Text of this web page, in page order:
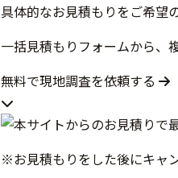
具体的なお見積もりをご希望
一括見積もりフォームから、
無料で現地調査を依頼する
※お見積もりをした後にキャ